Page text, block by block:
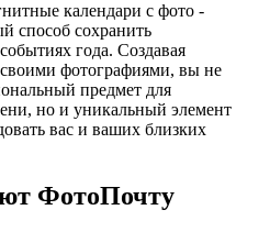
календари с фото -
способ сохранить
года. Создавая
фотографиями, вы не
предмет для
но и уникальный элемент
вас и ваших близких
ФотоПочту